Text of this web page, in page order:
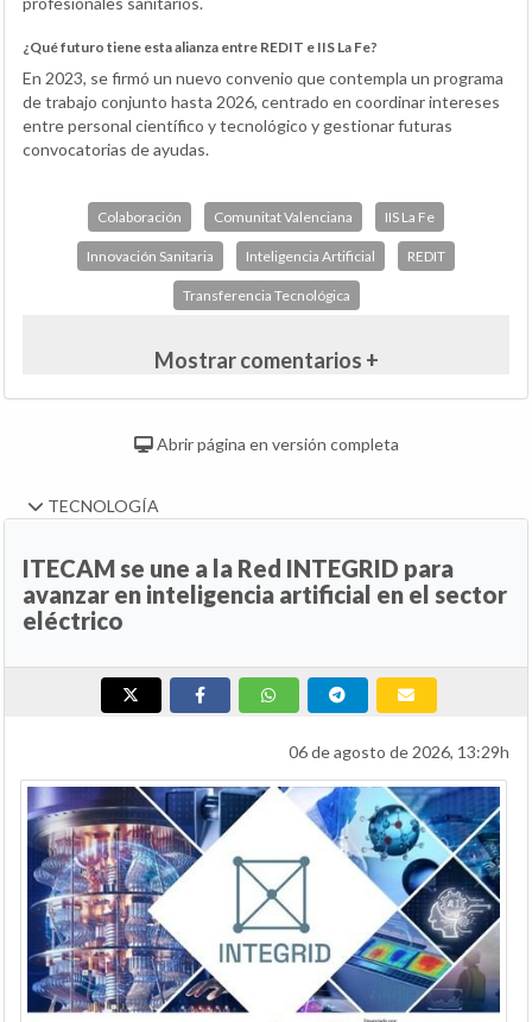
¿Qué futuro tiene esta alianza entre REDIT e IIS La Fe?
En 2023, se firmó un nuevo convenio que contempla un programa
de trabajo conjunto hasta 2026, centrado en coordinar intereses
entre personal científico y tecnológico y gestionar futuras
convocatorias de ayudas.
Colaboración Comunitat Valenciana IIS La Fe
Innovación Sanitaria Inteligencia Artificial REDIT
Transferencia Tecnológica
Mostrar comentarios +
Abrir página en versión completa
TECNOLOGÍA
ITECAM se une a la Red INTEGRID para
avanzar en inteligencia artificial en el sector
eléctrico
06 de agosto de 2026, 13:29h